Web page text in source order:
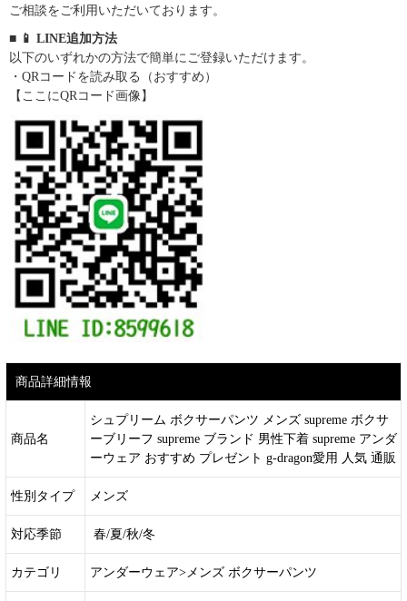
ご相談をご利用いただいております。
■ 📱 LINE追加方法
以下のいずれかの方法で簡単にご登録いただけます。
・QRコードを読み取る（おすすめ）
【ここにQRコード画像】
商品詳細情報
商品名
シュプリーム ボクサーパンツ メンズ supreme ボクサ
ーブリーフ supreme ブランド 男性下着 supreme アンダ
ーウェア おすすめ プレゼント g-dragon愛用 人気 通販
性別タイプ メンズ
対応季節 春/夏/秋/冬
カテゴリ アンダーウェア>メンズ ボクサーパンツ